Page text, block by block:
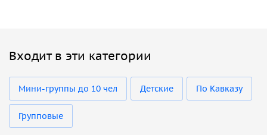
Входит в эти категории
Мини-группы до 10 чел Детские По Кавказу
Групповые